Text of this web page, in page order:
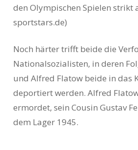
den Olympischen Spielen strikt
sportstars.de)
Noch härter trifft beide die
Nationalsozialisten, in deren
und Alfred Flatow beide in das
deportiert werden. Alfred
ermordet, sein Cousin Gustav
dem Lager 1945.